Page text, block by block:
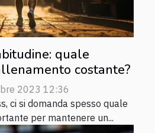
quale
costante?
2023 12:36
ci si domanda spesso quale
per mantenere un...